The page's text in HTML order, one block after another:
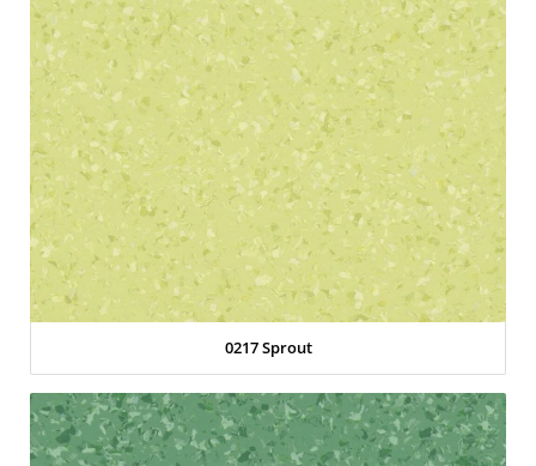
0217 Sprout